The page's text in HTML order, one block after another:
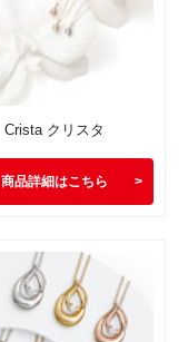
Crista クリスタ
商品詳細はこちら